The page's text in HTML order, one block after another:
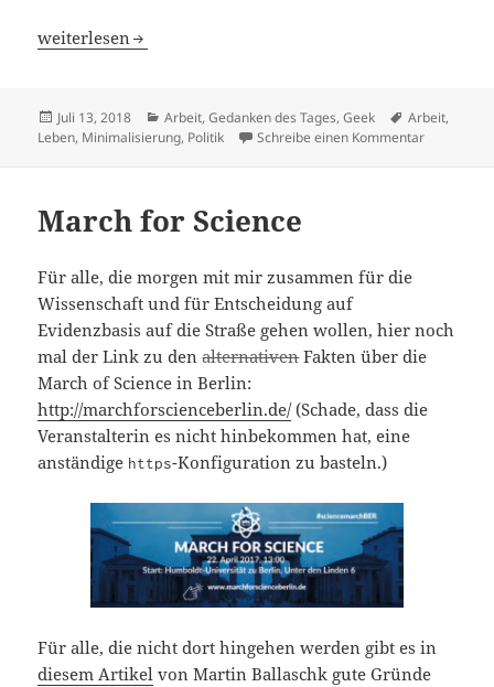
Nie wieder Zeitumstellung? (Update)
weiterlesen
Veröffentlicht
am
Juli 13, 2018 Kategorien
Arbeit,Gedanken des Tages,Geek Schlagwörter
Arbeit,
Leben, Minimalisierung, Politik Schreibe einen Kommentarzu Nie
March for Science
Für alle, die morgen mit mir zusammen für die
Wissenschaft und für Entscheidung auf
Evidenzbasis auf die Straße gehen wollen, hier noch
mal der Link zu denalternativenFakten über die
March of Science in Berlin:
http://marchforscienceberlin.de/(Schade, dass die
Veranstalterin es nicht hinbekommen hat, eine
anständige https-Konfiguration zu basteln.)
Für alle, die nicht dort hingehen werden gibt es in
diesem Artikel von Martin Ballaschk gute Gründe